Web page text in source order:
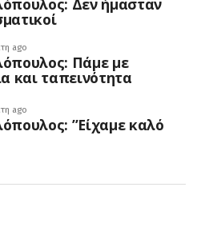
Δεν ήμασταν
ago
Πάμε με
και ταπεινότητα
ago
”Είχαμε καλό